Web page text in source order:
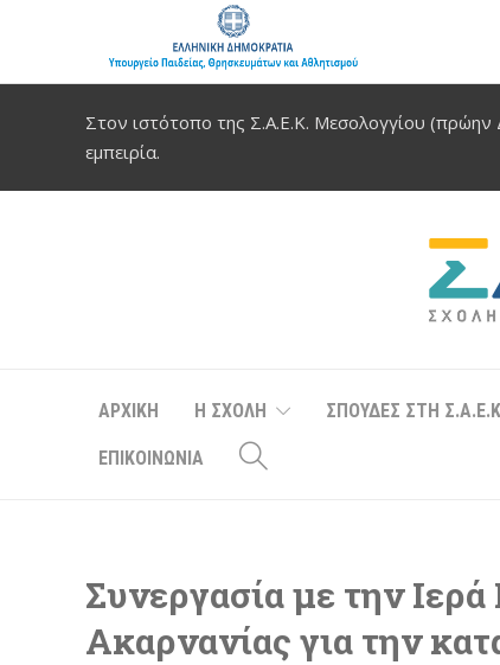
Στον ιστότοπο της Σ.Α.Ε.Κ. Μεσολογγίου (πρώην
εμπειρία.
ΑΡΧΙΚΗ Η ΣΧΟΛΗ ΣΠΟΥΔΕΣ ΣΤΗ
ΕΠΙΚΟΙΝΩΝΙΑ
Συνεργασία με την
Ακαρνανίας για την